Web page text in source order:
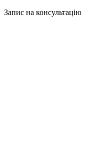
Запис на консультацію